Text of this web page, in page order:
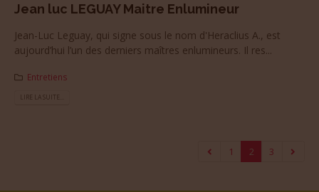
Jean luc LEGUAY Maitre Enlumineur
Jean-Luc Leguay, qui signe sous le nom d'Heraclius A., est
aujourd’hui l’un des derniers maîtres enlumineurs. Il res...
Entretiens
LIRE LA SUITE...
1 2 3